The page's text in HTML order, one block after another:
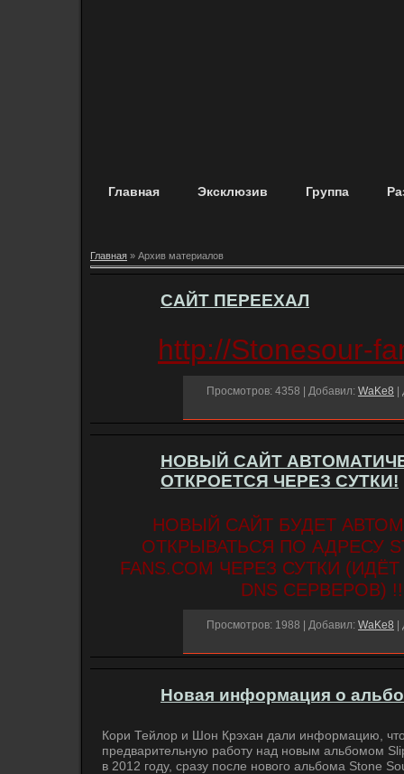
Главная Эксклюзив Группа
Главная » Архив материалов
САЙТ ПЕРЕЕХАЛ
http://Stonesour-
Просмотров: 4358 | Добавил: WaKe8 |
НОВЫЙ САЙТ
ОТКРОЕТСЯ ЧЕРЕЗ СУТКИ!
НОВЫЙ САЙТ БУДЕТ
ОТКРЫВАТЬСЯ ПО АДРЕСУ
FANS.COM ЧЕРЕЗ СУТКИ
DNS СЕРВЕРОВ)
Просмотров: 1988 | Добавил: WaKe8 |
Новая информация о
Кори Тейлор и Шон Крэхан дали информацию,
предварительную работу над новым альбомом
в 2012 году, сразу после нового альбома Stone